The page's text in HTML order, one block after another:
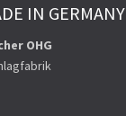
IN GERMANY
OHG